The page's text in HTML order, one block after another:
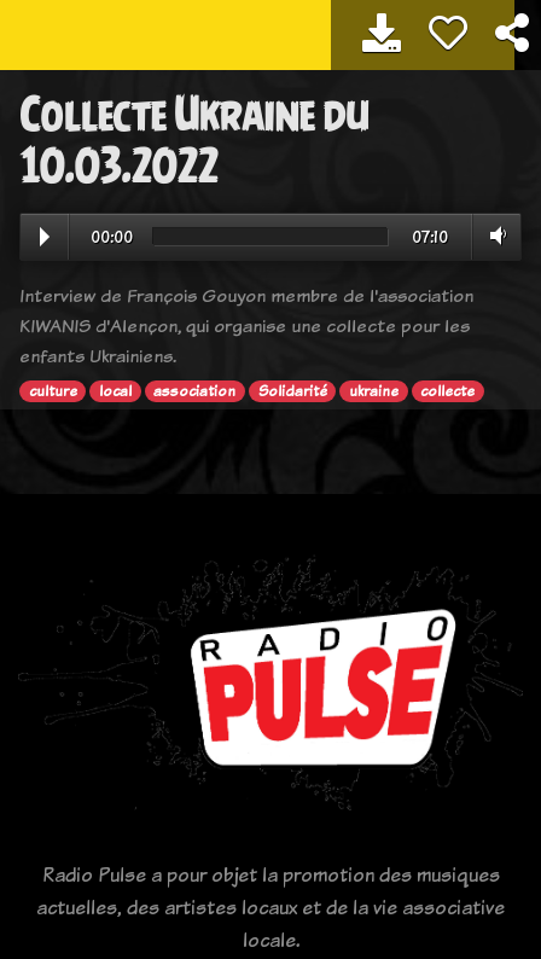
Collecte Ukraine du
10.03.2022
00:00 07:10
Interview de François Gouyon membre de l'association
KIWANIS d'Alençon, qui organise une collecte pour les
enfants Ukrainiens.
culture local association Solidarité ukraine collecte
Radio Pulse a pour objet la promotion des musiques
actuelles, des artistes locaux et de la vie associative
locale.